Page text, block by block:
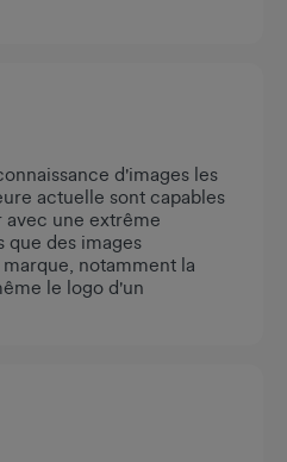
d'images les
actuelle sont capables
avec une extrême
que des images
notamment la
le logo d'un